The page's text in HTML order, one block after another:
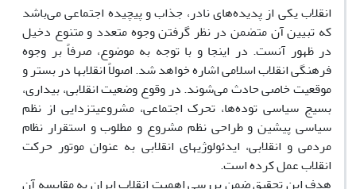
انقلاب یکی از پدیده‌های نادر، جذاب و پیچیده اجتماعی می‌باشد
که تبیین آن متضمن در نظر گرفتن وجوه متعدد و متنوع دخیل
در ظهور آنست. در اینجا و با توجه به موضوع، صرفاً بر وجوه
فرهنگی انقلاب اسلامی اشاره خواهد شد. اصولاً انقلابها در بستر و
موقعیت خاصی حادث می‏شوند. در وقوع وضعیت انقلابی، بیداری،
بسیج سیاسی توده‏ها، تحرک اجتماعی، مشروعیت‏زدایی از نظم
سیاسی پیشین و طراحی نظم مشروع و مطلوب و استقرار نظام
مردمی و انقلابی، ایدئولوژیهای انقلابی به عنوان موتور حرکت
انقلاب عمل کرده است.
هدف این تحقیق ضمن بررسی اهمیت انقلاب ایران به مقایسه آن